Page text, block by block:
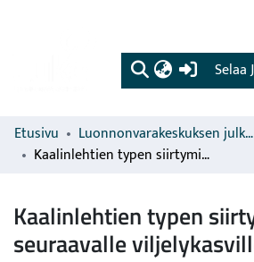
(current)
Selaa
Etusivu Luonnonvarakeskuksen julkaisut
Kaalinlehtien typen siirtyminen seuraavalle viljelykasville
Kaalinlehtien typen
seuraavalle